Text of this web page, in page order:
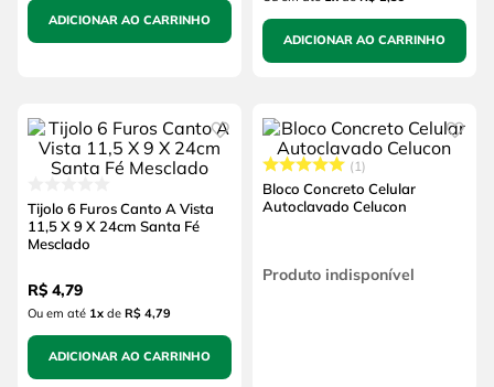
ADICIONAR AO CARRINHO
ADICIONAR AO CARRINHO
Tijolo 6 Furos Canto A Vista
11,5 X 9 X 24cm Santa Fé
Mesclado
R$ 4,79
Ou em até 1xde R$ 4,79
ADICIONAR AO CARRINHO
1
Bloco Concreto Celular
Autoclavado Celucon
Produto indisponível